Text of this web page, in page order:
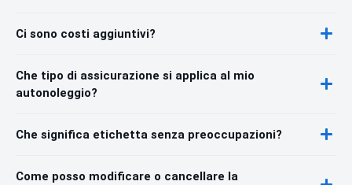
Ci sono costi aggiuntivi?
Che tipo di assicurazione si applica al mio
autonoleggio?
Che significa etichetta senza preoccupazioni?
Come posso modificare o cancellare la